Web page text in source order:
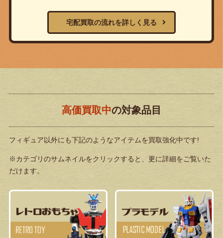
宅配買取の流れを詳しく見る
高価買取中の対象品目
フィギュア以外にも下記のようなアイテムを買取強化中です!
※カテゴリのサムネイルをクリックすると、更に詳細をご覧いた
だけます。